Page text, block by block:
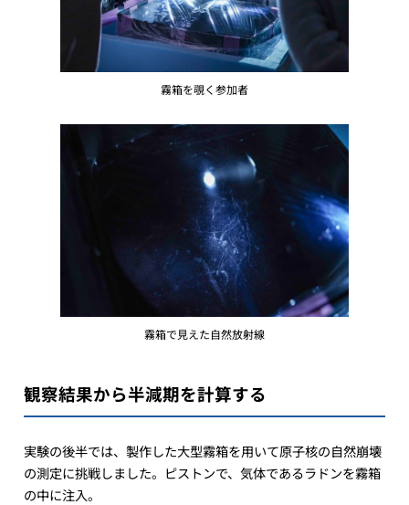
霧箱を覗く参加者
霧箱で見えた自然放射線
観察結果から半減期を計算する
実験の後半では、製作した大型霧箱を用いて原子核の自然崩壊
の測定に挑戦しました。ピストンで、気体であるラドンを霧箱
の中に注入。